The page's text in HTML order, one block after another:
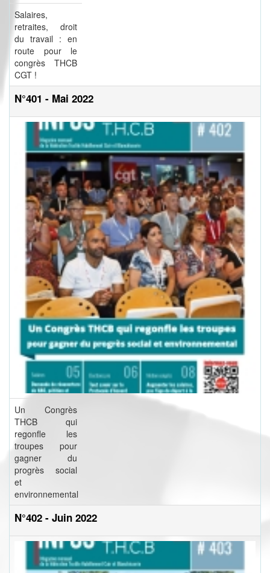
Salaires,
retraites, droit
du travail : en
route pour le
congrès THCB
CGT !
N°401 - Mai 2022
Un Congrès
THCB qui
regonfle les
troupes pour
gagner du
progrès social
et
environnemental
N°402 - Juin 2022